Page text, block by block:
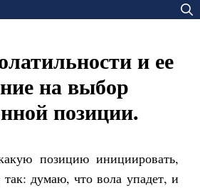
и ее
на выбор
позиции.
позицию инициировать,
так: думаю, что вола упадет, и